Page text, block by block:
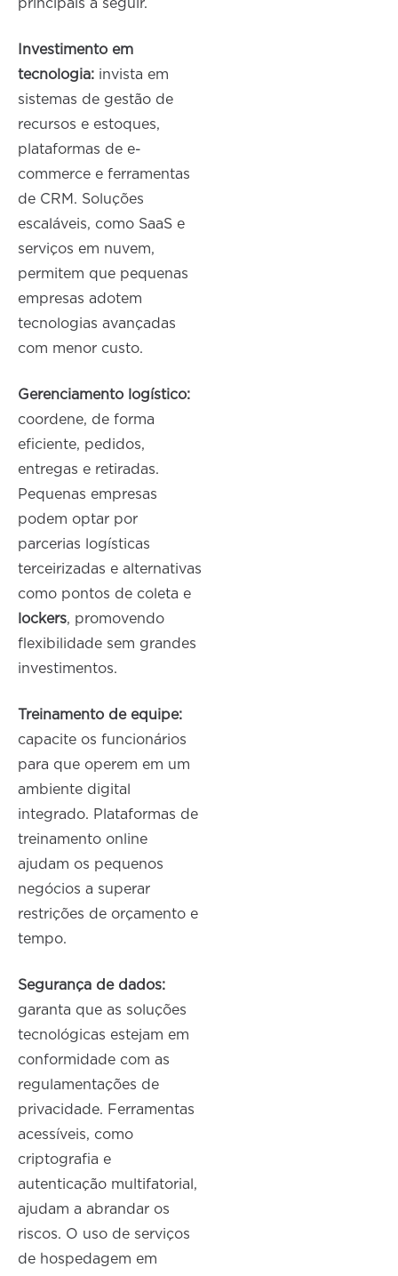
principais a seguir.
Investimento em
tecnologia: invista em
sistemas de gestão de
recursos e estoques,
plataformas de e-
commerce e ferramentas
de CRM. Soluções
escaláveis, como SaaS e
serviços em nuvem,
permitem que pequenas
empresas adotem
tecnologias avançadas
com menor custo.
Gerenciamento logístico:
coordene, de forma
eficiente, pedidos,
entregas e retiradas.
Pequenas empresas
podem optar por
parcerias logísticas
terceirizadas e alternativas
como pontos de coleta e
lockers, promovendo
flexibilidade sem grandes
investimentos.
Treinamento de equipe:
capacite os funcionários
para que operem em um
ambiente digital
integrado. Plataformas de
treinamento online
ajudam os pequenos
negócios a superar
restrições de orçamento e
tempo.
Segurança de dados:
garanta que as soluções
tecnológicas estejam em
conformidade com as
regulamentações de
privacidade. Ferramentas
acessíveis, como
criptografia e
autenticação multifatorial,
ajudam a abrandar os
riscos. O uso de serviços
de hospedagem em